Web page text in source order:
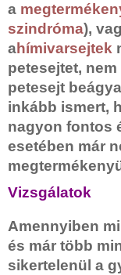
a
szindróma),
ahímivarsejtek
petesejtet,
petesejt
inkább ismert,
nagyon fontos
esetében már
Vizsgálatok
Amennyiben
és már több
sikertelenül a